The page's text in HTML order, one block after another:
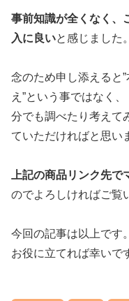
事前知識が全くなく、
入に良いと感じました。
念のため申し添えると
え”という事ではなく
分でも調べたり考えて
ていただければと思い
上記の商品リンク先
のでよろしければご覧
今回の記事は以上です。
お役に立てれば幸いで